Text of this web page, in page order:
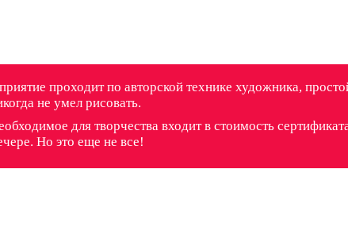
проходит по авторской технике художника,
не умел рисовать.
для творчества входит в стоимость
Но это еще не все!